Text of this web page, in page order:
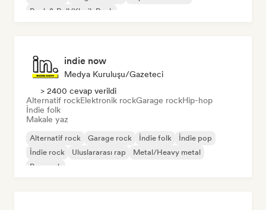
Rock & Roll/Klasik Rock
indie now
Medya Kuruluşu/Gazeteci
> 2400 cevap verildi
Alternatif rockElektronik rockGarage rockHip-hop
İndie folk
Makale yaz
Alternatif rock Garage rock İndie folk
İndie pop
İndie rock
Uluslararası rap
Metal/Heavy metal
Pop rock